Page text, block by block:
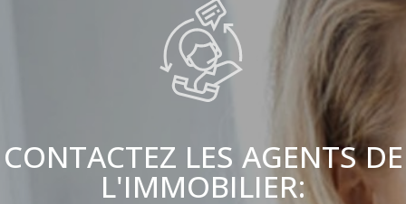
CONTACTEZ LES AGENTS DE
L'IMMOBILIER: